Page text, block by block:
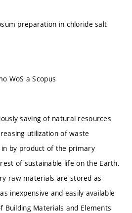
preparation in chloride salt
WoS a Scopus
saving of natural resources
utilization of waste
by product of the primary
of sustainable life on the Earth.
raw materials are stored as
inexpensive and easily available
Building Materials and Elements